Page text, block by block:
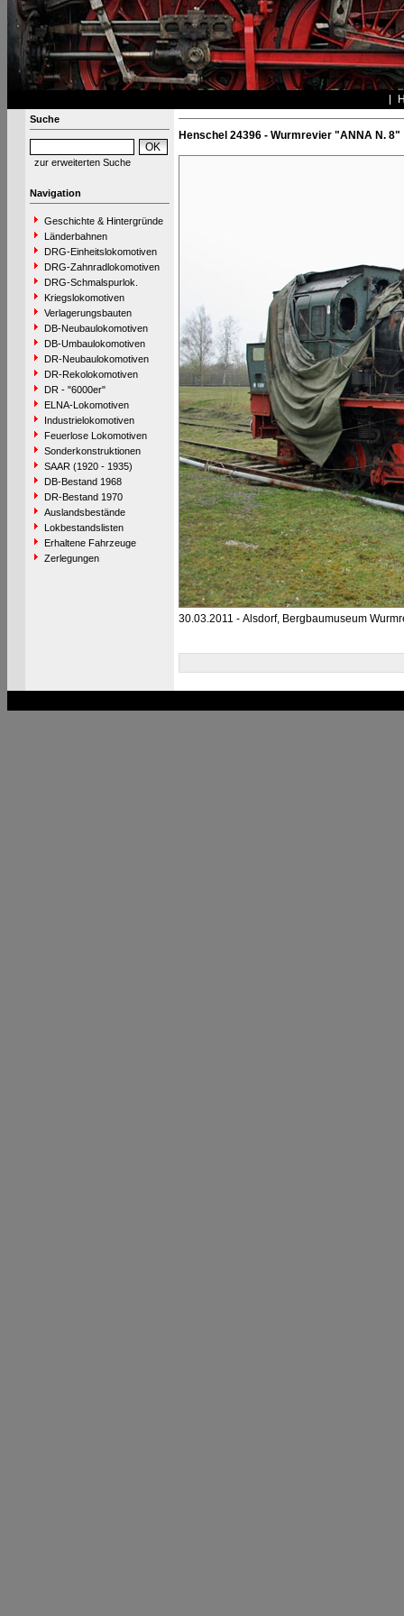
Suche
zur erweiterten Suche
Navigation
Geschichte & Hintergründe
Länderbahnen
DRG-Einheitslokomotiven
DRG-Zahnradlokomotiven
DRG-Schmalspurlok.
Kriegslokomotiven
Verlagerungsbauten
DB-Neubaulokomotiven
DB-Umbaulokomotiven
DR-Neubaulokomotiven
DR-Rekolokomotiven
DR - "6000er"
ELNA-Lokomotiven
Industrielokomotiven
Feuerlose Lokomotiven
Sonderkonstruktionen
SAAR (1920 - 1935)
DB-Bestand 1968
DR-Bestand 1970
Auslandsbestände
Lokbestandslisten
Erhaltene Fahrzeuge
Zerlegungen
Henschel 24396 - Wurmrevier "ANNA N. 8"
30.03.2011 - Alsdorf, Bergbaumuseum